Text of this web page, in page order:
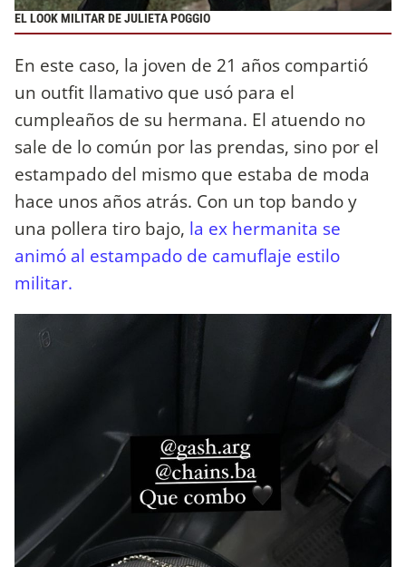
EL LOOK MILITAR DE JULIETA POGGIO
En este caso, la joven de 21 años compartió
un outfit llamativo que usó para el
cumpleaños de su hermana. El atuendo no
sale de lo común por las prendas, sino por el
estampado del mismo que estaba de moda
hace unos años atrás. Con un top bando y
una pollera tiro bajo, la ex hermanita se
animó al estampado de camuflaje estilo
militar.